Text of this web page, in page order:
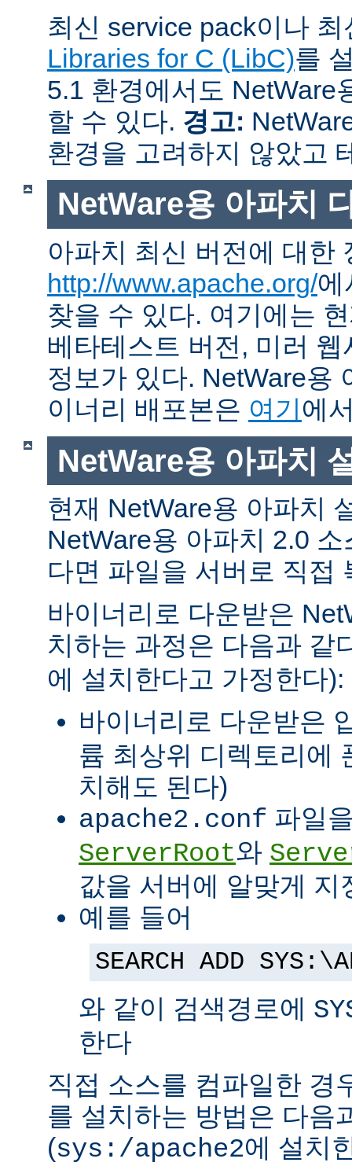
최신 service pack이나
Libraries for C (LibC)를
5.1 환경에서도 NetWare
할 수 있다. 경고:
환경을 고려하지 않았고
NetWare용 아파치
아파치 최신 버전에 대한
http://www.apache.org/에
찾을 수 있다. 여기에는
베타테스트 버전, 미러
정보가 있다. NetWare용
이너리 배포본은 여기에
NetWare용 아파치
현재 NetWare용 아파치
NetWare용 아파치 2.0
다면 파일을 서버로 직접
바이너리로 다운받은
치하는 과정은 다음과 같
에 설치한다고 가정한다):
바이너리로 다운받은
륨 최상위 디렉토리에
치해도 된다)
apache2.conf 파일
ServerRoot와
값을 서버에 알맞게 지
예를 들어
SEARCH ADD
와 같이 검색경로에
한다
직접 소스를 컴파일한 경
를 설치하는 방법은 다음
(sys:/apache2에 설치